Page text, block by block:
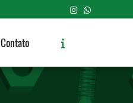
Contato